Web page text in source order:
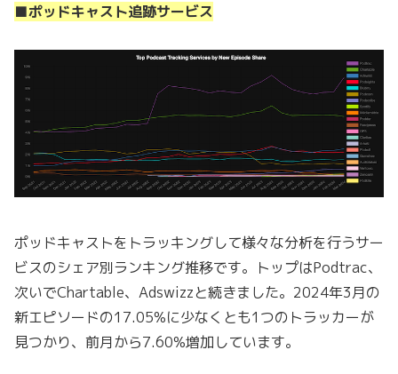
■ポッドキャスト追跡サービス
ポッドキャストをトラッキングして様々な分析を行うサー
ビスのシェア別ランキング推移です。トップはPodtrac、
次いでChartable、Adswizzと続きました。2024年3月の
新エピソードの17.05%に少なくとも1つのトラッカーが
見つかり、前月から7.60%増加しています。